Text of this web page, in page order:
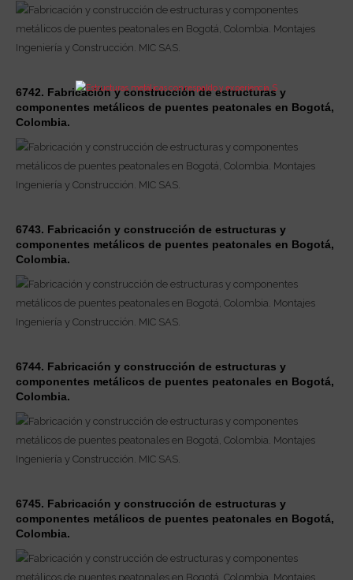
6742. Fabricación y construcción de estructuras y
componentes metálicos de puentes peatonales en Bogotá,
Colombia.
6743. Fabricación y construcción de estructuras y
componentes metálicos de puentes peatonales en Bogotá,
Colombia.
6744. Fabricación y construcción de estructuras y
componentes metálicos de puentes peatonales en Bogotá,
Colombia.
6745. Fabricación y construcción de estructuras y
componentes metálicos de puentes peatonales en Bogotá,
Colombia.